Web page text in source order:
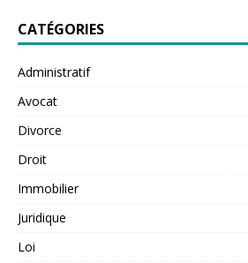
CATÉGORIES
Administratif
Avocat
Divorce
Droit
Immobilier
Juridique
Loi